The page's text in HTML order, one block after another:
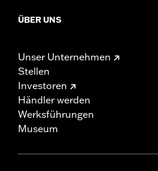
ÜBER UNS
Unser Unternehmen
Stellen
Investoren
Händler werden
Werksführungen
Museum